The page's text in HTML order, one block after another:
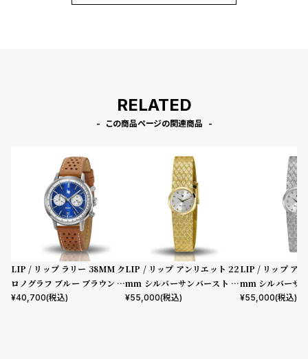
RELATED
この商品ページの関連商品
LIP / リップ ラリー 38MM ク
ロノグラフ ブルー ブラウン レ
ザー
¥40,700(税込)
LIP / リップ アンリエット 22
mm シルバーサンバースト ゴ
ールドミラネーゼメッシュ
¥55,000(税込)
LIP / リップ ア
mm シルバーサ
ルバーミラネー
¥55,000(税込)